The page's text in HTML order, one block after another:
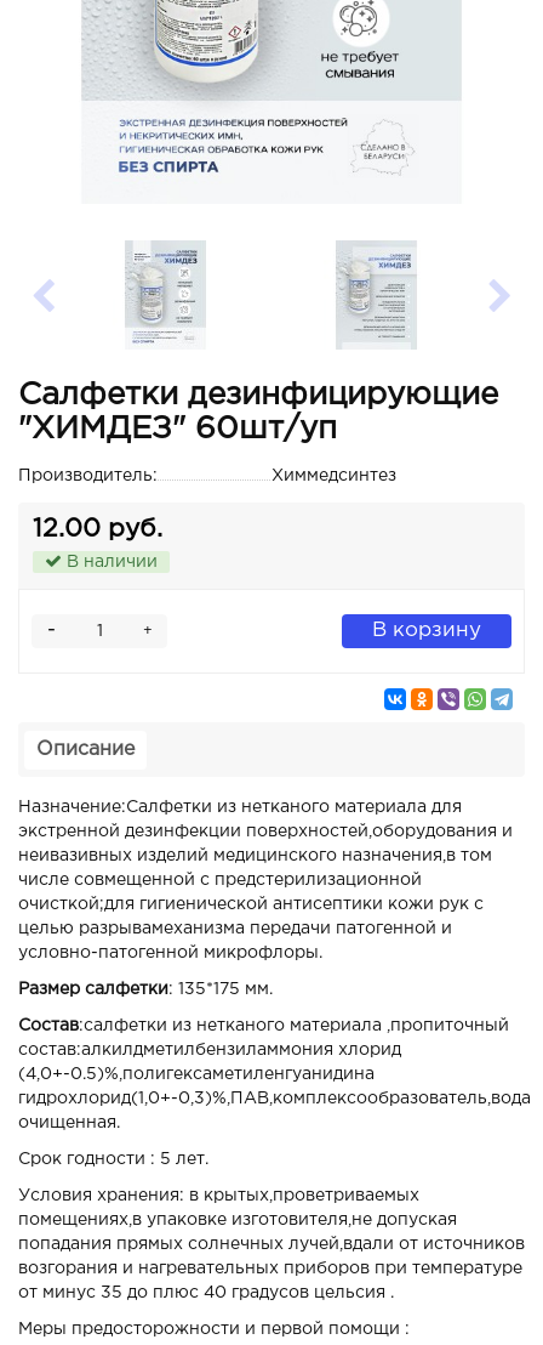
Салфетки дезинфицирующие
"ХИМДЕЗ" 60шт/уп
Производитель: Химмедсинтез
12.00 руб.
В наличии
+
- В корзину
Описание
Назначение:Салфетки из нетканого материала для
экстренной дезинфекции поверхностей,оборудования и
неивазивных изделий медицинского назначения,в том
числе совмещенной с предстерилизационной
очисткой;для гигиенической антисептики кожи рук с
целью разрывамеханизма передачи патогенной и
условно-патогенной микрофлоры.
Размер салфетки: 135*175 мм.
Состав:салфетки из нетканого материала ,пропиточный
состав:алкилдметилбензиламмония хлорид
(4,0+-0.5)%,полигексаметиленгуанидина
гидрохлорид(1,0+-0,3)%,ПАВ,комплексообразователь,вода
очищенная.
Срок годности : 5 лет.
Условия хранения: в крытых,проветриваемых
помещениях,в упаковке изготовителя,не допуская
попадания прямых солнечных лучей,вдали от источников
возгорания и нагревательных приборов при температуре
от минус 35 до плюс 40 градусов цельсия .
Меры предосторожности и первой помощи :